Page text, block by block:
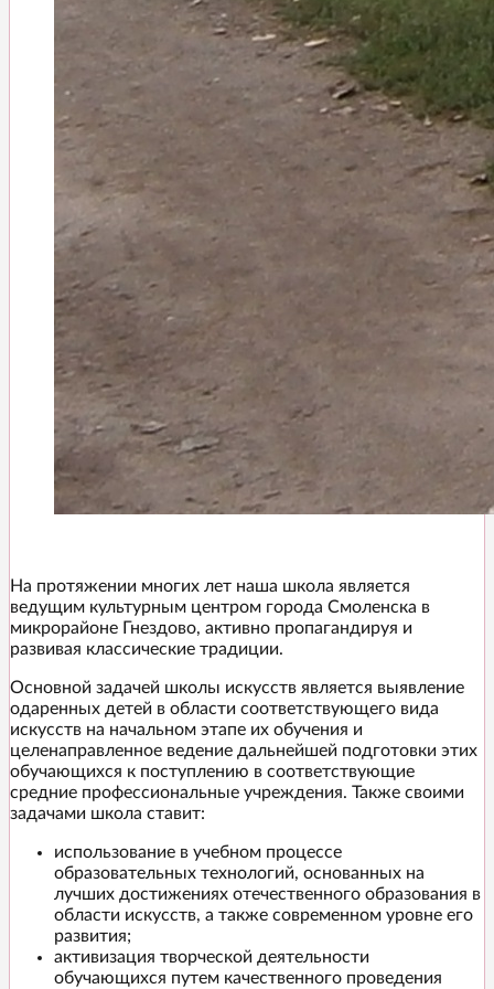
На протяжении многих лет наша школа является
ведущим культурным центром города Смоленска в
микрорайоне Гнездово, активно пропагандируя и
развивая классические традиции.
Основной задачей школы искусств является выявление
одаренных детей в области соответствующего вида
искусств на начальном этапе их обучения и
целенаправленное ведение дальнейшей подготовки этих
обучающихся к поступлению в соответствующие
средние профессиональные учреждения. Также своими
задачами школа ставит:
использование в учебном процессе
образовательных технологий, основанных на
лучших достижениях отечественного образования в
области искусств, а также современном уровне его
развития;
активизация творческой деятельности
обучающихся путем качественного проведения